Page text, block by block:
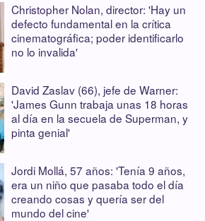
Christopher Nolan, director: 'Hay un
defecto fundamental en la crítica
cinematográfica; poder identificarlo
no lo invalida'
David Zaslav (66), jefe de Warner:
'James Gunn trabaja unas 18 horas
al día en la secuela de Superman, y
pinta genial'
Jordi Mollá, 57 años: 'Tenía 9 años,
era un niño que pasaba todo el día
creando cosas y quería ser del
mundo del cine'